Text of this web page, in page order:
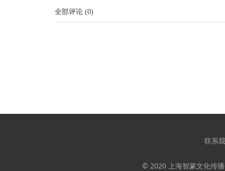
全部评论 (0)
联系
© 2020 上海智篆文化传